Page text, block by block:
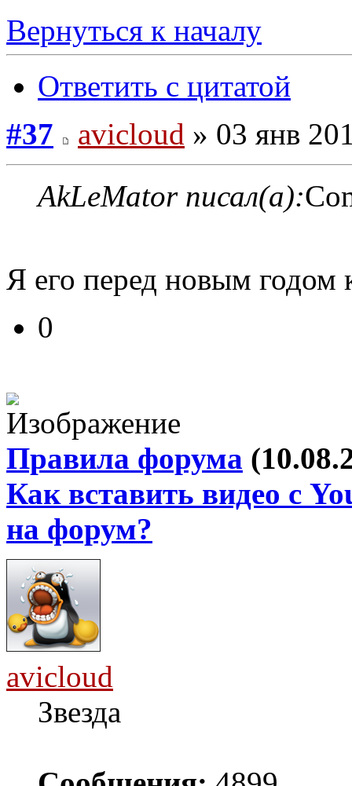
Вернуться к началу
Ответить с цитатой
#37
avicloud » 03 янв
AkLeMator писал(а):
Я его перед новым
0
Правила форума
Как вставить видео с
на форум?
avicloud
Звезда